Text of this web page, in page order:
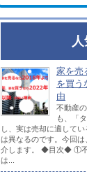
家を売
を買う
由
不動産
も、「
し、実は売却に適して
は異なるのです。今回
介します。 ◆目次◆ ①不
は...